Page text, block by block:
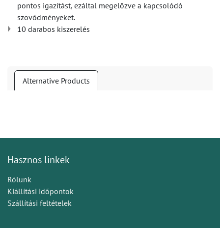
pontos igazítást, ezáltal megelőzve a kapcsolódó
szövődményeket.
10 darabos kiszerelés
Alternative Products
Hasznos linkek
Rólunk
Kiállítási időpontok
Szállítási feltételek